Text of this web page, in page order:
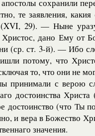
сохранили
те заявления,
29). — Ныне
дано Ему от
(ср. ст. 3-й). — Ибо
потому, что
то, что они не
принимали с верою
достоинства
достоинство (что Ты
и вера в Божество
значения.